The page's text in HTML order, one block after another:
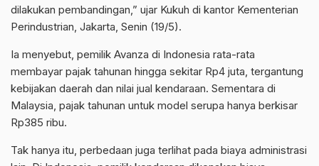
dilakukan pembandingan,” ujar Kukuh di kantor Kementerian
Perindustrian, Jakarta, Senin (19/5).
Ia menyebut, pemilik Avanza di Indonesia rata-rata
membayar pajak tahunan hingga sekitar Rp4 juta, tergantung
kebijakan daerah dan nilai jual kendaraan. Sementara di
Malaysia, pajak tahunan untuk model serupa hanya berkisar
Rp385 ribu.
Tak hanya itu, perbedaan juga terlihat pada biaya administrasi